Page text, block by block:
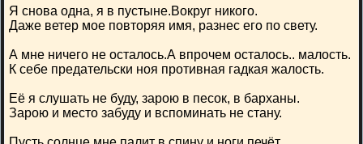
Я снова одна, я в пустыне.Вокруг никого.
Даже ветер мое повторяя имя, разнес его по свету.
А мне ничего не осталось.А впрочем осталось.. малость.
К себе предательски ноя противная гадкая жалость.
Её я слушать не буду, зарою в песок, в барханы.
Зарою и место забуду и вспоминать не стану.